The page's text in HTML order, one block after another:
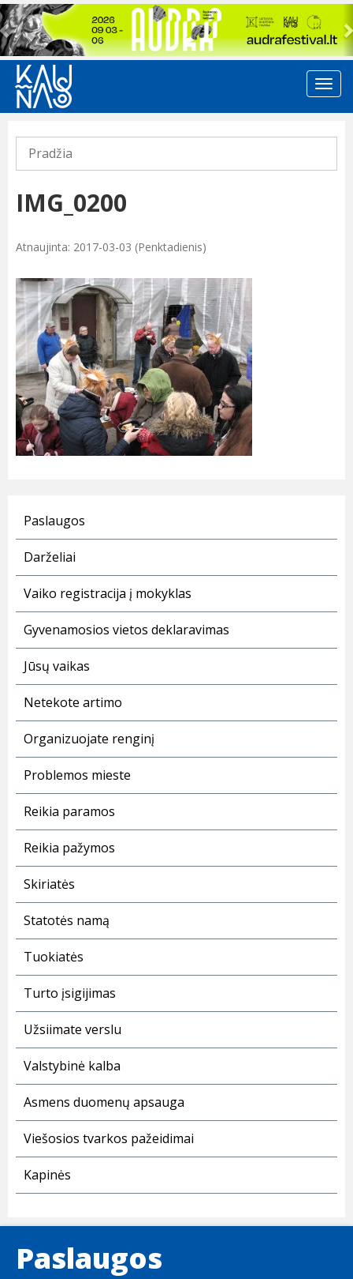
Previous
Pradžia
IMG_0200
Atnaujinta: 2017-03-03 (Penktadienis)
Paslaugos
Darželiai
Vaiko registracija į mokyklas
Gyvenamosios vietos deklaravimas
Jūsų vaikas
Netekote artimo
Organizuojate renginį
Problemos mieste
Reikia paramos
Reikia pažymos
Skiriatės
Statotės namą
Tuokiatės
Turto įsigijimas
Užsiimate verslu
Valstybinė kalba
Asmens duomenų apsauga
Viešosios tvarkos pažeidimai
Kapinės
Paslaugos